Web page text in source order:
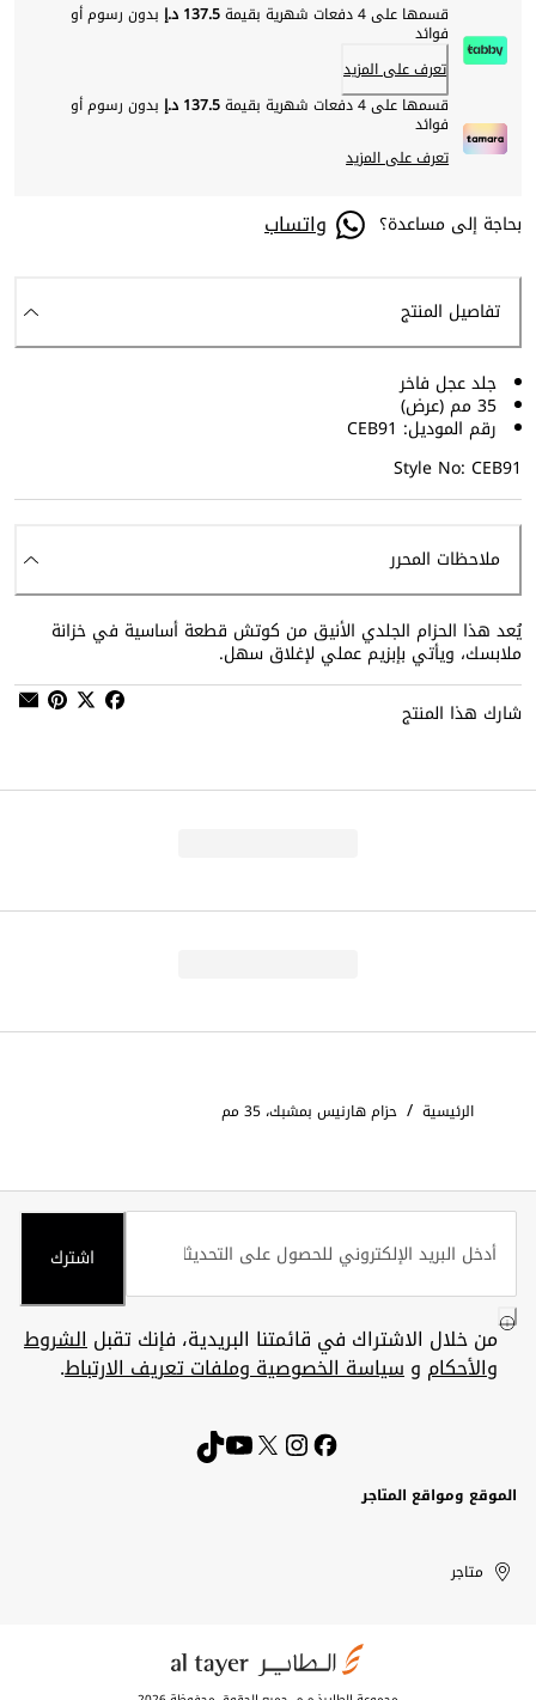
قسمها على 4 دفعات شهرية بقيمة 137.5 د.إ بدون رسوم أو
فوائد
تعرف على المزيد
قسمها على 4 دفعات شهرية بقيمة
137.5 د.إ بدون رسوم أو
فوائد
تعرف على المزيد
بحاجة إلى مساعدة؟ واتساب
تفاصيل المنتج
جلد عجل فاخر
35 مم (عرض)
رقم الموديل: CEB91
Style No: CEB91
ملاحظات المحرر
يُعد هذا الحزام الجلدي الأنيق من كوتش قطعة أساسية في خزانة
ملابسك، ويأتي بإبزيم عملي لإغلاق سهل.
شارك هذا المنتج
الرئيسية / حزام هارنيس بمشبك، 35 مم
اشترك
من خلال الاشتراك في قائمتنا البريدية، فإنك تقبلالشروط
والأحكام وسياسة الخصوصية وملفات تعريف الارتباط.
الموقع ومواقع المتاجر
United
Arab
Kuwait
الإمارات
العربية
الكويت
متاجر